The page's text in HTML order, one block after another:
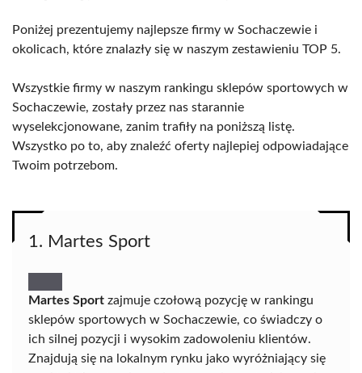
Poniżej prezentujemy najlepsze firmy w Sochaczewie i
okolicach, które znalazły się w naszym zestawieniu TOP 5.
Wszystkie firmy w naszym rankingu sklepów sportowych w
Sochaczewie, zostały przez nas starannie
wyselekcjonowane, zanim trafiły na poniższą listę.
Wszystko po to, aby znaleźć oferty najlepiej odpowiadające
Twoim potrzebom.
1. Martes Sport
Martes Sport zajmuje czołową pozycję w rankingu
sklepów sportowych w Sochaczewie, co świadczy o
ich silnej pozycji i wysokim zadowoleniu klientów.
Znajdują się na lokalnym rynku jako wyróżniający się